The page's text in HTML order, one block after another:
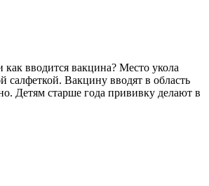
вводится вакцина? Место укола
салфеткой. Вакцину вводят в область
Детям старше года прививку делают в